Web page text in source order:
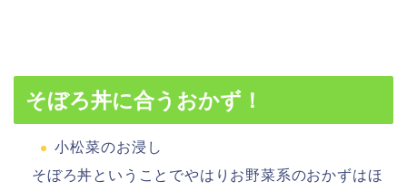
そぼろ丼に合うおかず！
小松菜のお浸し
そぼろ丼ということでやはりお野菜系のおかずはほ